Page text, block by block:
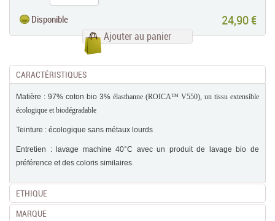
Disponible 24,90 €
Ajouter au panier
CARACTÉRISTIQUES
Matière : 97% coton bio 3% élasthanne (ROICA™ V550), un tissu extensible
écologique et biodégradable
Teinture : écologique sans métaux lourds
Entretien : lavage machine 40°C avec un produit de lavage bio de
préférence et des coloris similaires.
ETHIQUE
MARQUE